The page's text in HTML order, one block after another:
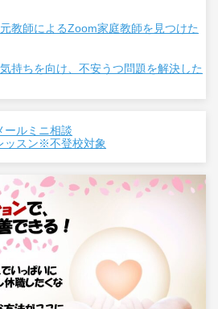
教師によるZoom家庭教師を見つけた
持ちを向け、不安うつ問題を解決した
ールミニ相談
ッスン※不登校対象